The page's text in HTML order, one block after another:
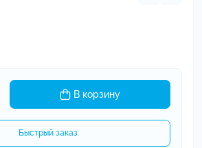
В корзину
Быстрый заказ